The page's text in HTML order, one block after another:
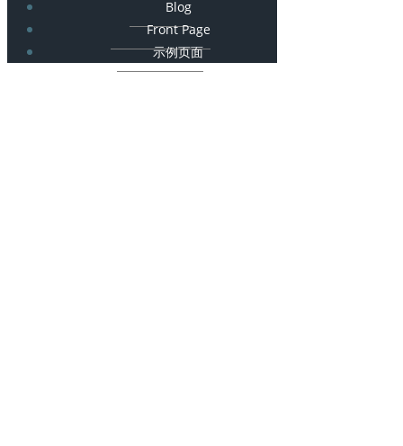
Blog
Front Page
示例页面